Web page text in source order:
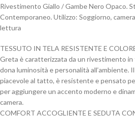
Rivestimento Giallo / Gambe Nero Opaco.
Contemporaneo. Utilizzo: Soggiorno,
lettura
TESSUTO IN TELA RESISTENTE E
Greta è caratterizzata da un rivestimento
dona luminosità e personalità all’ambiente.
piacevole al tatto, è resistente e pensato
per aggiungere un accento moderno e
camera.
COMFORT ACCOGLIENTE E SEDUTA